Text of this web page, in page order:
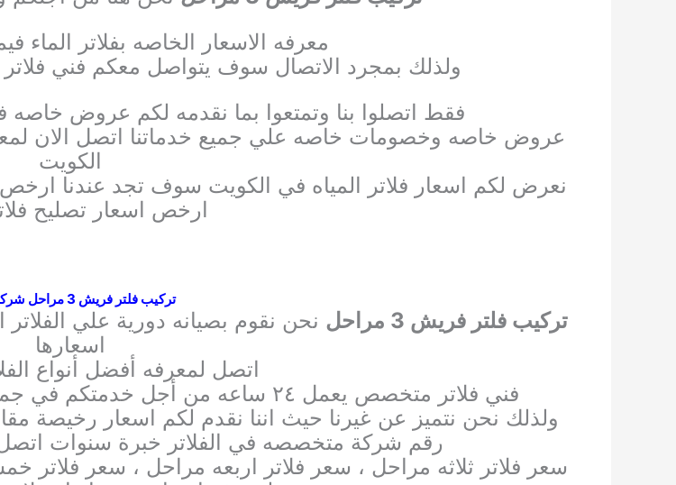
معرفه الاسعار الخاصه بفلاتر الماء
ولذلك بمجرد الاتصال سوف يتواصل معكم فني فلاتر
فقط اتصلوا بنا وتمتعوا بما نقدمه لكم عروض خاصه
عروض خاصه وخصومات خاصه علي جميع خدماتنا اتصل الان
الكويت
نعرض لكم اسعار فلاتر المياه في الكويت سوف تجد عندنا ارخص
ارخص اسعار تصليح
تركيب فلتر فريش 3 مراحل شركة فلاتر
تركيب فلتر فريش 3 مراحل
نحن نقوم بصيانه دورية علي
اسعارها
اتصل لمعرفه أفضل أنواع
فني فلاتر متخصص يعمل ٢٤ ساعه من أجل خدمتكم في جميع المناطق أينما كنتم في الكويت اتصلوا بنا
ولذلك نحن نتميز عن غيرنا حيث اننا نقدم لكم اسعار رخيصة
رقم شركة متخصصه في الفلاتر خبرة سنوات اتصل
سعر فلاتر ثلاثه مراحل ، سعر فلاتر اربعه مراحل ، سعر فلاتر